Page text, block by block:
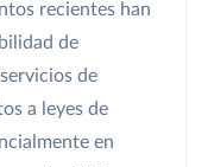
recientes han
de
de
a leyes de
en